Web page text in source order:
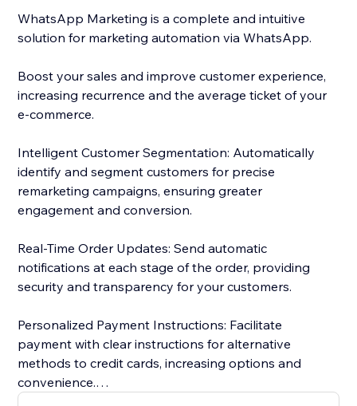
WhatsApp Marketing is a complete and intuitive
solution for marketing automation via WhatsApp.
Boost your sales and improve customer experience,
increasing recurrence and the average ticket of your
e-commerce.
Intelligent Customer Segmentation: Automatically
identify and segment customers for precise
remarketing campaigns, ensuring greater
engagement and conversion.
Real-Time Order Updates: Send automatic
notifications at each stage of the order, providing
security and transparency for your customers.
Personalized Payment Instructions: Facilitate
payment with clear instructions for alternative
methods to credit cards, increasing options and
convenience.